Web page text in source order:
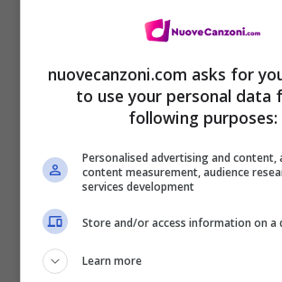
Anche Carly Rae Jepsen è al
nuovecanzoni.com asks for
to use your personal data
following purposes:
Personalised advertising and content,
content measurement, audience
services development
Store and/or access information on a
Learn more